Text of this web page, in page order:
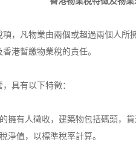
，凡物業由兩個或超過兩個人所
港暫繳物業稅的責任。
具有以下特徵：
擁有人徵收，建築物包括碼頭，貨
淨值，以標準稅率計算。